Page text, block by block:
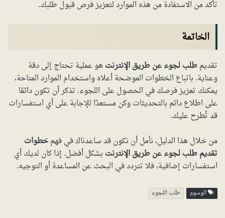
تأكد من الاستفادة من هذه الموارد لتعزيز فرص قبول طلبك.
الخاتمة
تقديمطلب لجوء عن طريق الإنترنت هو عملية تحتاج إلى دقة
وعناية. باتباع الخطوات الموضحة أعلاه واستخدام الموارد المتاحة،
يمكنك تعزيز فرصك في الحصول على اللجوء. تذكر أن تكون دائمًا
على اطلاع دائم بالتحديثات وكن مستعدًا للإجابة على أي استفسارات
قد تُطرح عليك.
من خلال هذا الدليل، نأمل أن نكون قد ساعدناك في فهمخطوات
تقديم طلب لجوء عن طريق الإنترنت بشكل أفضل. إذا كان لديك أي
استفسارات إضافية، فلا تتردد في البحث عن المساعدة أو التوجيه.
الوسوم طلب اللجوء